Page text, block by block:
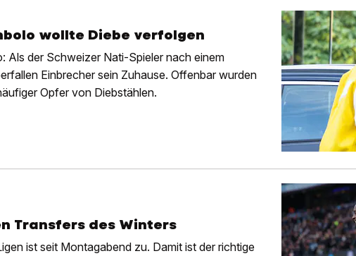
wollte Diebe verfolgen
Als der Schweizer Nati-Spieler nach einem
Einbrecher sein Zuhause. Offenbar wurden
Opfer von Diebstählen.
Transfers des Winters
ist seit Montagabend zu. Damit ist der richtige